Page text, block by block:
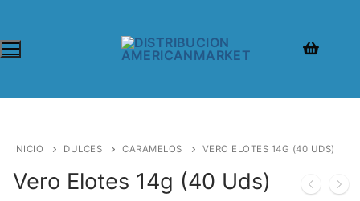
INICIO DULCES CARAMELOS VERO ELOTES 14G (40 UDS)
Vero Elotes 14g (40 Uds)